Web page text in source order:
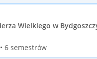
Wielkiego w
6 semestrów